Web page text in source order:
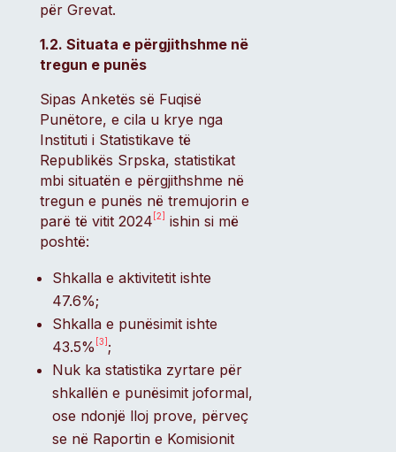
për Grevat.
1.2. Situata e përgjithshme në
tregun e punës
Sipas Anketës së Fuqisë
Punëtore, e cila u krye nga
Instituti i Statistikave të
Republikës Srpska, statistikat
mbi situatën e përgjithshme në
tregun e punës në tremujorin e
parë të vitit 2024 [2] ishin si më
poshtë:
Shkalla e aktivitetit ishte
47.6%;
Shkalla e punësimit ishte
43.5% [3] ;
Nuk ka statistika zyrtare për
shkallën e punësimit joformal,
ose ndonjë lloj prove, përveç
se në Raportin e Komisionit